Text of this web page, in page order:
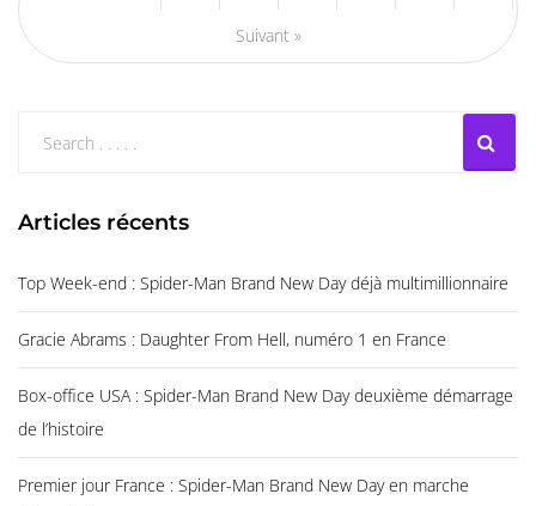
Suivant »
Articles récents
Top Week-end : Spider-Man Brand New Day déjà multimillionnaire
Gracie Abrams : Daughter From Hell, numéro 1 en France
Box-office USA : Spider-Man Brand New Day deuxième démarrage
de l’histoire
Premier jour France : Spider-Man Brand New Day en marche